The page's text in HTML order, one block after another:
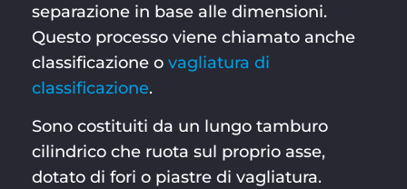
separazione in base alle dimensioni.
Questo processo viene chiamato anche
classificazione o vagliatura di
classificazione.
Sono costituiti da un lungo tamburo
cilindrico che ruota sul proprio asse,
dotato di fori o piastre di vagliatura.